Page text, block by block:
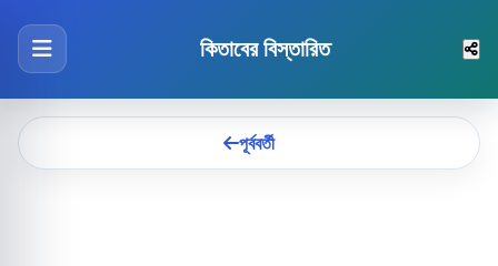
কিতাবের বিস্তারিত
পূর্ববর্তী